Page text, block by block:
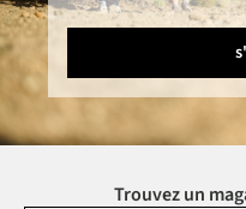
Trouvez un